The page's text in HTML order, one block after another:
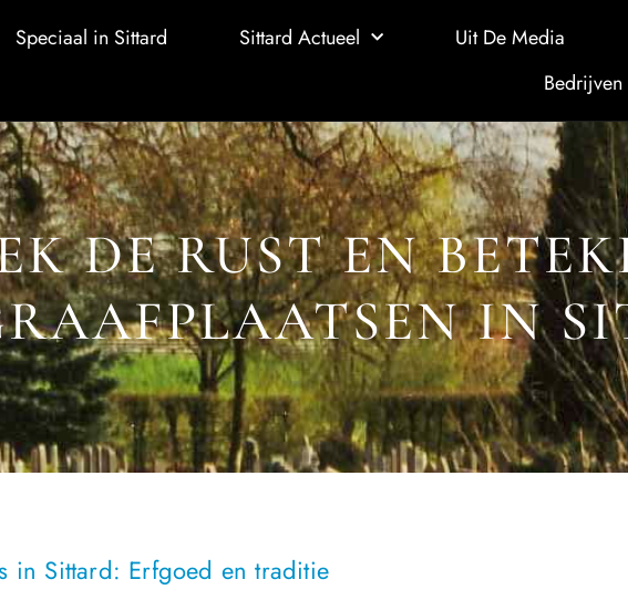
Speciaal in Sittard Sittard Actueel Uit De Media
DE RUST EN
IN
in Sittard: Erfgoed en traditie